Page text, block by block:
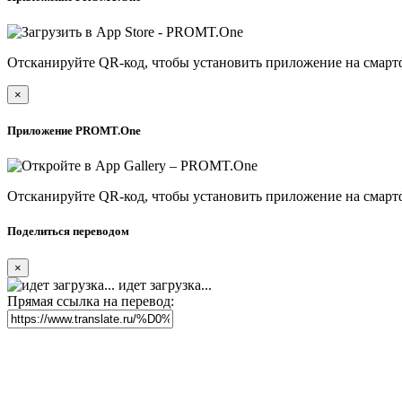
Отсканируйте QR-код, чтобы установить приложение на
×
Приложение PROMT.One
Отсканируйте QR-код, чтобы установить приложение на
Поделиться переводом
×
идет загрузка...
Прямая ссылка на перевод: